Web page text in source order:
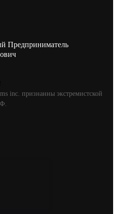
Предприниматель
inc. признанны экстремистской